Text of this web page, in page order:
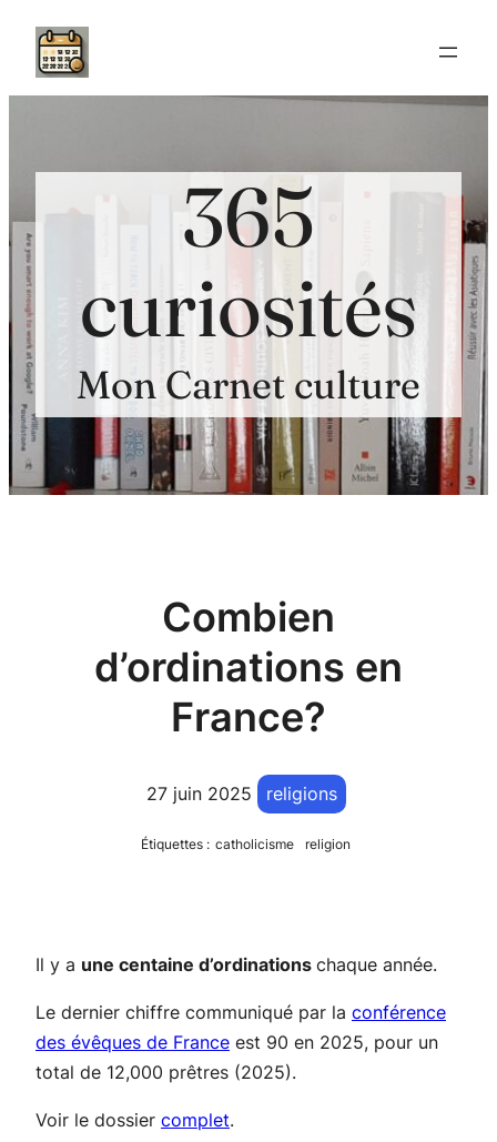
Aller
contenu
365
curiosités
Mon Carnet culture
Combien
d’ordinations en
France?
27 juin 2025 religions
Étiquettes : catholicisme religion
Il y a une centaine d’ordinations chaque année.
Le dernier chiffre communiqué par la conférence
des évêques de France est 90 en 2025, pour un
total de 12,000 prêtres (2025).
Voir le dossier complet.